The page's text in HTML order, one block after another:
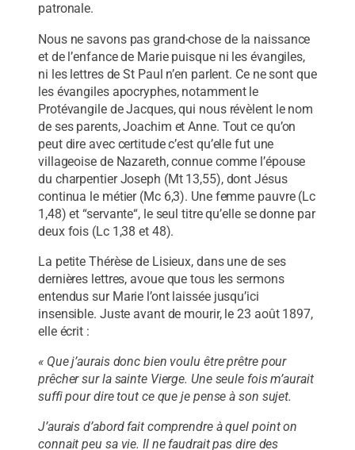
patronale.
Nous ne savons pas grand-chose de la naissance
et de l’enfance de Marie puisque ni les évangiles,
ni les lettres de St Paul n’en parlent. Ce ne sont que
les évangiles apocryphes, notamment le
Protévangile de Jacques, qui nous révèlent le nom
de ses parents, Joachim et Anne. Tout ce qu’on
peut dire avec certitude c’est qu’elle fut une
villageoise de Nazareth, connue comme l’épouse
du charpentier Joseph (Mt 13,55), dont Jésus
continua le métier (Mc 6,3). Une femme pauvre (Lc
1,48) et “servante“, le seul titre qu’elle se donne par
deux fois (Lc 1,38 et 48).
La petite Thérèse de Lisieux, dans une de ses
dernières lettres, avoue que tous les sermons
entendus sur Marie l’ont laissée jusqu’ici
insensible. Juste avant de mourir, le 23 août 1897,
elle écrit :
« Que j’aurais donc bien voulu être prêtre pour
prêcher sur la sainte Vierge. Une seule fois m’aurait
suffi pour dire tout ce que je pense à son sujet.
J’aurais d’abord fait comprendre à quel point on
connait peu sa vie. Il ne faudrait pas dire des